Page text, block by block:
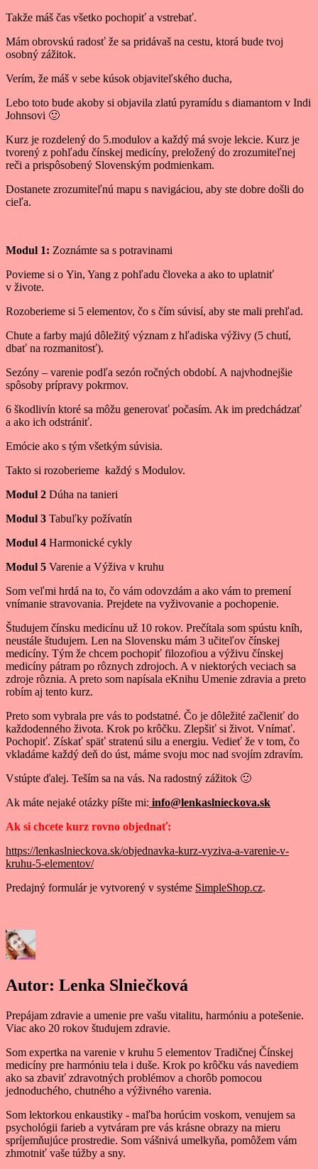
Takže máš čas všetko pochopiť a vstrebať.
Mám obrovskú radosť že sa pridávaš na cestu, ktorá bude tvoj
osobný zážitok.
Verím, že máš v sebe kúsok objaviteľského ducha,
Lebo toto bude akoby si objavila zlatú pyramídu s diamantom v Indi
Johnsovi 🙂
Kurz je rozdelený do 5.modulov a každý má svoje lekcie. Kurz je
tvorený z pohľadu čínskej medicíny, preložený do zrozumiteľnej
reči a prispôsobený Slovenským podmienkam.
Dostanete zrozumiteľnú mapu s navigáciou, aby ste dobre došli do
cieľa.
Modul 1: Zoznámte sa s potravinami
Povieme si o Yin, Yang z pohľadu človeka a ako to uplatniť
v živote.
Rozoberieme si 5 elementov, čo s čím súvisí, aby ste mali prehľad.
Chute a farby majú dôležitý význam z hľadiska výživy (5 chutí,
dbať na rozmanitosť).
Sezóny – varenie podľa sezón ročných období. A najvhodnejšie
spôsoby prípravy pokrmov.
6 škodlivín ktoré sa môžu generovať počasím. Ak im predchádzať
a ako ich odstrániť.
Emócie ako s tým všetkým súvisia.
Takto si rozoberieme každý s Modulov.
Modul 2 Dúha na tanieri
Modul 3 Tabuľky požívatín
Modul 4 Harmonické cykly
Modul 5 Varenie a Výživa v kruhu
Som veľmi hrdá na to, čo vám odovzdám a ako vám to premení
vnímanie stravovania. Prejdete na vyživovanie a pochopenie.
Študujem čínsku medicínu už 10 rokov. Prečítala som spústu kníh,
neustále študujem. Len na Slovensku mám 3 učiteľov čínskej
medicíny. Tým že chcem pochopiť filozofiou a výživu čínskej
medicíny pátram po rôznych zdrojoch. A v niektorých veciach sa
zdroje rôznia. A preto som napísala eKnihu Umenie zdravia a preto
robím aj tento kurz.
Preto som vybrala pre vás to podstatné. Čo je dôležité začleniť do
každodenného života. Krok po krôčku. Zlepšiť si život. Vnímať.
Pochopiť. Získať späť stratenú silu a energiu. Vedieť že v tom, čo
vkladáme každý deň do úst, máme svoju moc nad svojím zdravím.
Vstúpte ďalej. Teším sa na vás. Na radostný zážitok 🙂
Ak máte nejaké otázky píšte mi: info@lenkaslnieckova.sk
Ak si chcete kurz rovno objednať:
https://lenkaslnieckova.sk/objednavka-kurz-vyziva-a-varenie-v-
kruhu-5-elementov/
Predajný formulár je vytvorený v systéme SimpleShop.cz.
Autor: Lenka Slniečková
Prepájam zdravie a umenie pre vašu vitalitu, harmóniu a potešenie.
Viac ako 20 rokov študujem zdravie.
Som expertka na varenie v kruhu 5 elementov Tradičnej Čínskej
medicíny pre harmóniu tela i duše. Krok po krôčku vás navediem
ako sa zbaviť zdravotných problémov a chorôb pomocou
jednoduchého, chutného a výživného varenia.
Som lektorkou enkaustiky - maľba horúcim voskom, venujem sa
psychológii farieb a vytváram pre vás krásne obrazy na mieru
spríjemňujúce prostredie. Som vášnivá umelkyňa, pomôžem vám
zhmotniť vaše túžby a sny.